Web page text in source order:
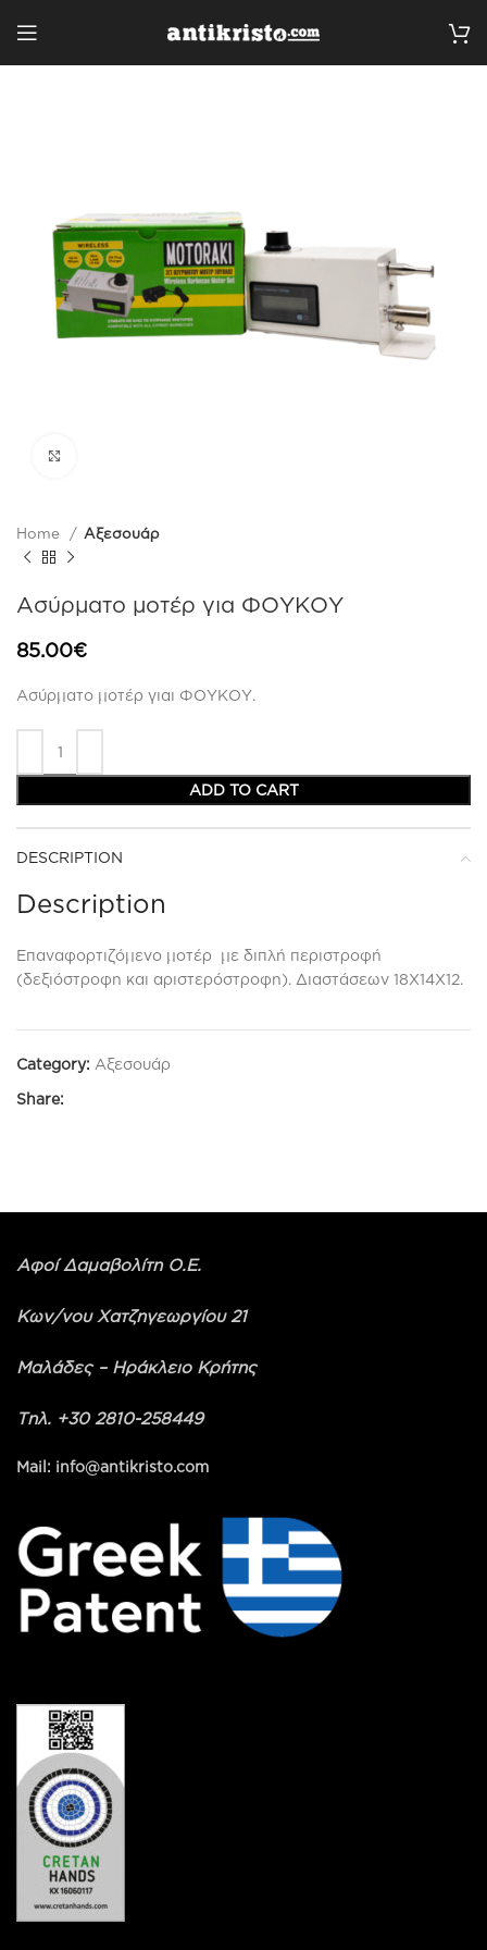
Home Αξεσουάρ
Ασύρματο μοτέρ για ΦΟΥΚΟΥ
85.00€
Ασύρματο μοτέρ γιαι ΦΟΥΚΟΥ.
ADD TO CART
DESCRIPTION
Description
Επαναφορτιζόμενο μοτέρ με διπλή περιστροφή
(δεξιόστροφη και αριστερόστροφη). Διαστάσεων 18Χ14Χ12.
Category: Αξεσουάρ
Share:
Αφοί Δαμαβολίτη Ο.Ε.
Κων/νου Χατζηγεωργίου 21
Μαλάδες – Ηράκλειο Κρήτης
Τηλ. +30 2810-258449
Mail: info@antikristo.com